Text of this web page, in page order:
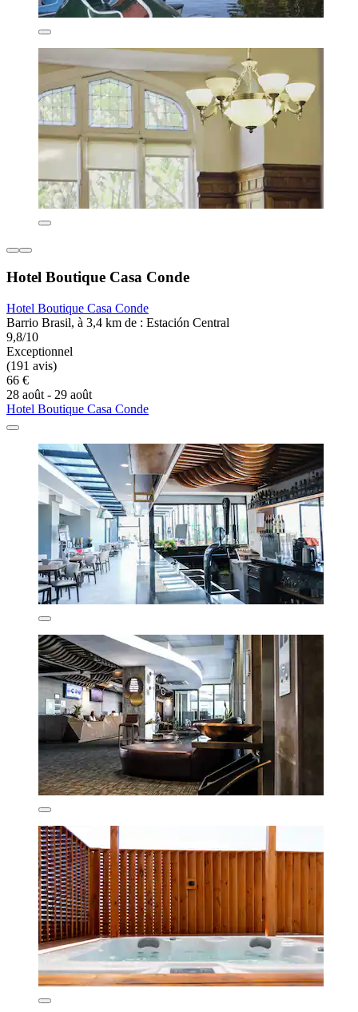
Hotel Boutique Casa Conde
Hotel Boutique Casa Conde
Barrio Brasil, à 3,4 km de : Estación Central
9,8/10
Exceptionnel
(191 avis)
66 €
28 août - 29 août
Hotel Boutique Casa Conde